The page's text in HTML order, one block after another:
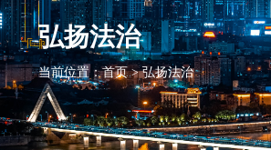
弘扬法治
当前位置：首页 > 弘扬法治